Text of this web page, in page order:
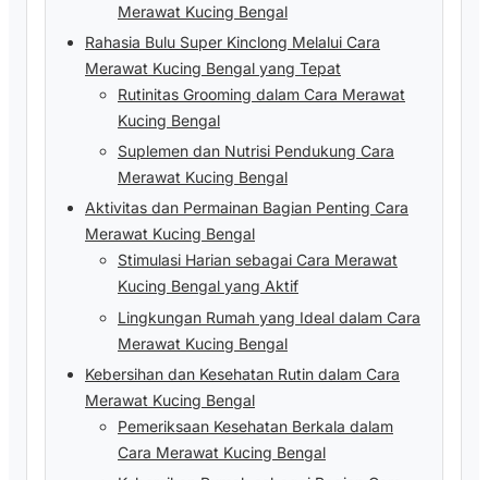
Merawat Kucing Bengal
Rahasia Bulu Super Kinclong Melalui Cara
Merawat Kucing Bengal yang Tepat
Rutinitas Grooming dalam Cara Merawat
Kucing Bengal
Suplemen dan Nutrisi Pendukung Cara
Merawat Kucing Bengal
Aktivitas dan Permainan Bagian Penting Cara
Merawat Kucing Bengal
Stimulasi Harian sebagai Cara Merawat
Kucing Bengal yang Aktif
Lingkungan Rumah yang Ideal dalam Cara
Merawat Kucing Bengal
Kebersihan dan Kesehatan Rutin dalam Cara
Merawat Kucing Bengal
Pemeriksaan Kesehatan Berkala dalam
Cara Merawat Kucing Bengal